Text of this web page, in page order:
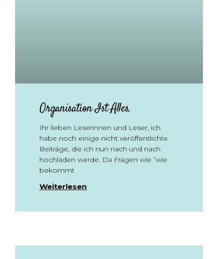
Organisation Ist Alles.
Ihr lieben Leserinnen und Leser, ich
habe noch einige nicht veröffentlichte
Beiträge, die ich nun nach und nach
hochladen werde. Da Fragen wie “wie
bekommt
Weiterlesen